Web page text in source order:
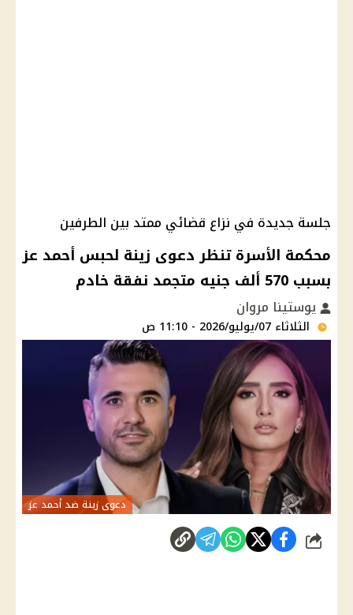
جلسة جديدة في نزاع قضائي ممتد بين الطرفين
محكمة الأسرة تنظر دعوى زينة لحبس أحمد عز
بسبب 570 ألف جنيه متجمد نفقة خادم
يوستينا مروان
الثلاثاء 07/يوليو/2026 - 11:10 ص
دعوى زينة ضد أحمد عز
شارك